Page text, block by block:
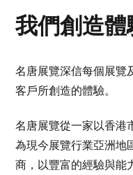
航
連
結
我們創造體
名唐展覽深信每個展覽
客戶所創造的體驗。
名唐展覽從一家以香港
為現今展覽行業亞洲地
商，以豐富的經驗與能